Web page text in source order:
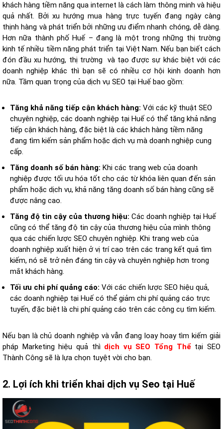
khách hàng tiềm năng qua internet là cách làm thông minh và hiệu
quả nhất. Bởi xu hướng mua hàng trực tuyến đang ngày càng
thịnh hàng và phát triển bởi những ưu điểm nhanh chóng, dễ dàng.
Hơn nữa thành phố Huế – đang là một trong những thị trường
kinh tế nhiều tiềm năng phát triển tại Việt Nam. Nếu bạn biết cách
đón đầu xu hướng, thị trường và tạo được sự khác biệt với các
doanh nghiệp khác thì bạn sẽ có nhiều cơ hội kinh doanh hơn
nữa. Tầm quan trọng của dịch vụ SEO tại Huế bao gồm:
Tăng khả năng tiếp cận khách hàng: Với các kỹ thuật SEO
chuyên nghiệp, các doanh nghiệp tại Huế có thể tăng khả năng
tiếp cận khách hàng, đặc biệt là các khách hàng tiềm năng
đang tìm kiếm sản phẩm hoặc dịch vụ mà doanh nghiệp cung
cấp.
Tăng doanh số bán hàng: Khi các trang web của doanh
nghiệp được tối ưu hóa tốt cho các từ khóa liên quan đến sản
phẩm hoặc dịch vụ, khả năng tăng doanh số bán hàng cũng sẽ
được nâng cao.
Tăng độ tin cậy của thương hiệu: Các doanh nghiệp tại Huế
cũng có thể tăng độ tin cậy của thương hiệu của mình thông
qua các chiến lược SEO chuyên nghiệp. Khi trang web của
doanh nghiệp xuất hiện ở vị trí cao trên các trang kết quả tìm
kiếm, nó sẽ trở nên đáng tin cậy và chuyên nghiệp hơn trong
mắt khách hàng.
Tối ưu chi phí quảng cáo: Với các chiến lược SEO hiệu quả,
các doanh nghiệp tại Huế có thể giảm chi phí quảng cáo trực
tuyến, đặc biệt là chi phí quảng cáo trên các công cụ tìm kiếm.
Nếu bạn là chủ doanh nghiệp và vẫn đang loay hoay tìm kiếm giải
pháp Marketing hiệu quả thì dịch vụ SEO Tổng Thểtại SEO
Thành Công sẽ là lựa chọn tuyệt vời cho bạn.
2. Lợi ích khi triển khai dịch vụ Seo tại Huế